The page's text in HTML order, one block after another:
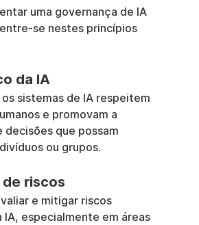
uma governança de IA
se nestes princípios
da IA
sistemas de IA respeitem
e promovam a
decisões que possam
ou grupos.
de riscos
e mitigar riscos
IA, especialmente em áreas